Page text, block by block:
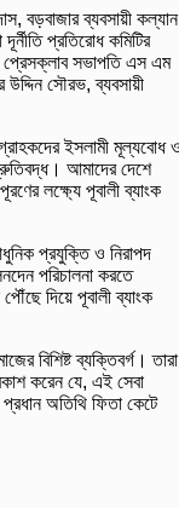
বড়বাজার ব্যবসায়ী কল্যান
প্রতিরোধ কমিটির
প্রেসক্লাব সভাপতি এস এম
উদ্দিন সৌরভ, ব্যবসায়ী
ইসলামী মূল্যবোধ
আমাদের দেশে
লক্ষ্যে পূবালী ব্যাংক
প্রযুক্তি ও নিরাপদ
পরিচালনা করতে
দিয়ে পূবালী ব্যাংক
বিশিষ্ট ব্যক্তিবর্গ। তারা
করেন যে, এই সেবা
অতিথি ফিতা কেটে